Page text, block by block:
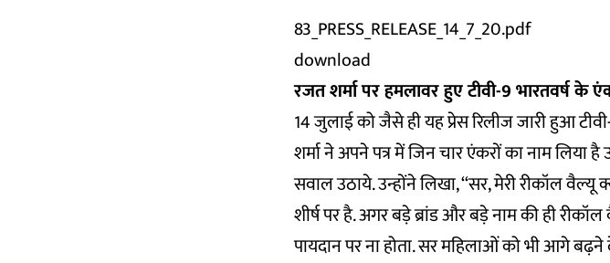
83_PRESS_RELEASE_14_7_20.pdf
download
रजत शर्मा पर हमलावर हुए टीवी-9 भारतवर्ष के
14 जुलाई को जैसे ही यह प्रेस रिलीज जारी हुआ
शर्मा ने अपने पत्र में जिन चार एंकरों का नाम लिया
सवाल उठाये. उन्होंने लिखा, ‘‘सर, मेरी रीकॉल
शीर्ष पर है. अगर बड़े ब्रांड और बड़े नाम की ही
पायदान पर ना होता. सर महिलाओं को भी आगे बढ़ने